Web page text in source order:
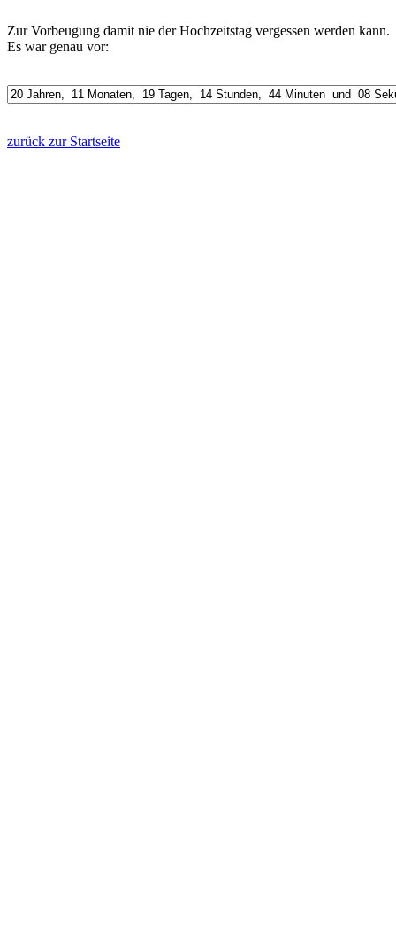
Zur Vorbeugung damit nie der Hochzeitstag vergessen werden kann.
Es war genau vor:
zurück zur Startseite